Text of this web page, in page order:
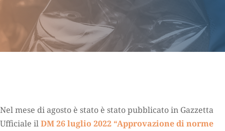
Nel mese di agosto è stato è stato pubblicato in Gazzetta
Ufficiale ilDM 26 luglio 2022 “Approvazione di norme